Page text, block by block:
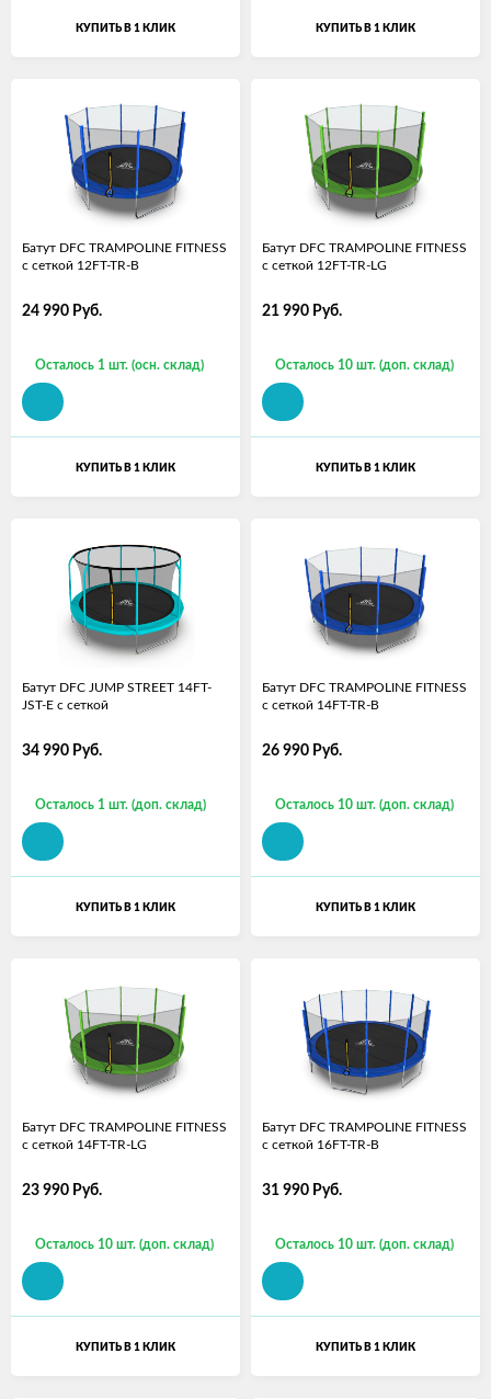
КУПИТЬ В 1 КЛИК КУПИТЬ В 1 КЛИК
Батут DFC TRAMPOLINE FITNESS
с сеткой 12FT-TR-B
24 990 Руб.
Осталось 1 шт. (осн. склад)
КУПИТЬ В 1 КЛИК
Батут DFC TRAMPOLINE FITNESS
с сеткой 12FT-TR-LG
21 990 Руб.
Осталось 10 шт. (доп. склад)
КУПИТЬ В 1 КЛИК
Батут DFC JUMP STREET 14FT-
JST-E c сеткой
34 990 Руб.
Осталось 1 шт. (доп. склад)
КУПИТЬ В 1 КЛИК
Батут DFC TRAMPOLINE FITNESS
с сеткой 14FT-TR-B
26 990 Руб.
Осталось 10 шт. (доп. склад)
КУПИТЬ В 1 КЛИК
Батут DFC TRAMPOLINE FITNESS
с сеткой 14FT-TR-LG
23 990 Руб.
Осталось 10 шт. (доп. склад)
КУПИТЬ В 1 КЛИК
Батут DFC TRAMPOLINE FITNESS
с сеткой 16FT-TR-B
31 990 Руб.
Осталось 10 шт. (доп. склад)
КУПИТЬ В 1 КЛИК